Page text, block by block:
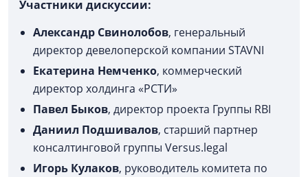
Участники дискуссии:
Александр Свинолобов, генеральный
директор девелоперской компании STAVNI
Екатерина Немченко, коммерческий
директор холдинга «РСТИ»
Павел Быков, директор проекта Группы RBI
Даниил Подшивалов, старший партнер
консалтинговой группы Versus.legal
Игорь Кулаков, руководитель комитета по